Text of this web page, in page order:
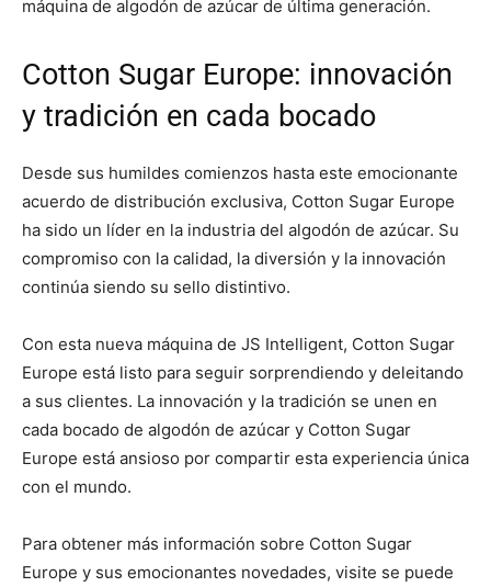
máquina de algodón de azúcar de última generación.
Cotton Sugar Europe: innovación
y tradición en cada bocado
Desde sus humildes comienzos hasta este emocionante
acuerdo de distribución exclusiva, Cotton Sugar Europe
ha sido un líder en la industria del algodón de azúcar. Su
compromiso con la calidad, la diversión y la innovación
continúa siendo su sello distintivo.
Con esta nueva máquina de JS Intelligent, Cotton Sugar
Europe está listo para seguir sorprendiendo y deleitando
a sus clientes. La innovación y la tradición se unen en
cada bocado de algodón de azúcar y Cotton Sugar
Europe está ansioso por compartir esta experiencia única
con el mundo.
Para obtener más información sobre Cotton Sugar
Europe y sus emocionantes novedades, visite se puede